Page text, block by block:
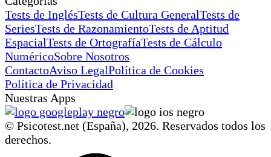
Tests de InglésTests de Cultura GeneralTests de
SeriesTests de RazonamientoTests de Aptitud
EspacialTests de OrtografíaTests de Cálculo
NuméricoSobre Nosotros
ContactoAviso LegalPolítica de Cookies
Política de Privacidad
Nuestras Apps
© Psicotest.net (España), 2026. Reservados todos los
derechos.